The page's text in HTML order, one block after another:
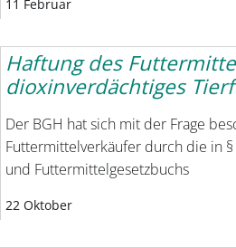
11 Februar
Haftung des
dioxinverdächtiges
Der BGH hat sich mit der Frage
Futtermittelverkäufer durch die in
und Futtermittelgesetzbuchs
22 Oktober